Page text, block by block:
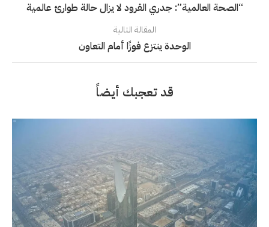
“الصحة العالمية”: جدري القرود لا يزال حالة طوارئ عالمية
المقالة التالية
الوحدة ينتزع فوزًا أمام التعاون
قد تعجبك أيضاً